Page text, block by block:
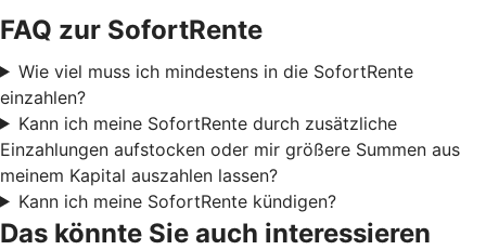
FAQ zur SofortRente
Wie viel muss ich mindestens in die SofortRente
einzahlen?
Kann ich meine SofortRente durch zusätzliche
Einzahlungen aufstocken oder mir größere Summen aus
meinem Kapital auszahlen lassen?
Kann ich meine SofortRente kündigen?
Das könnte Sie auch interessieren